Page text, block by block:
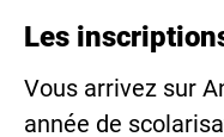
Les
Vous arrivez sur
année de